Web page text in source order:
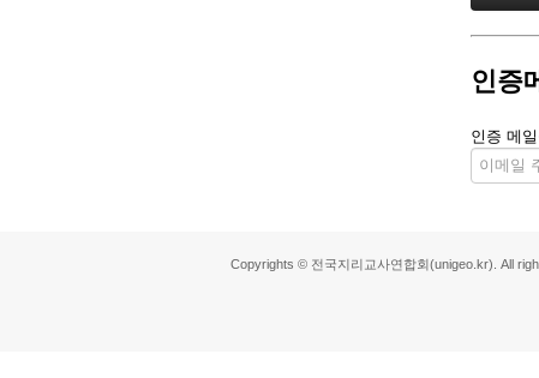
인증
인증 메
Copyrights © 전국지리교사연합회(unigeo.kr). All